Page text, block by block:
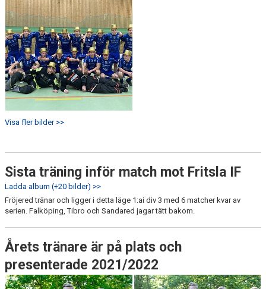
Visa fler bilder >>
Sista träning inför match mot Fritsla IF
Ladda album (+20 bilder) >>
Fröjered tränar och ligger i detta läge 1:ai div 3 med 6 matcher kvar av
serien. Falköping, Tibro och Sandared jagar tätt bakom.
Årets tränare är på plats och
presenterade 2021/2022